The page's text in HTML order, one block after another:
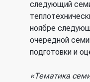
следующий
ноябре
очередной
подготовки и
«Тематика